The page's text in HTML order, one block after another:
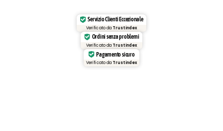
Servizio Clienti Eccezionale
Verificato da Trustindex
Ordini senza problemi
Verificato da Trustindex
Pagamento sicuro
Verificato da Trustindex